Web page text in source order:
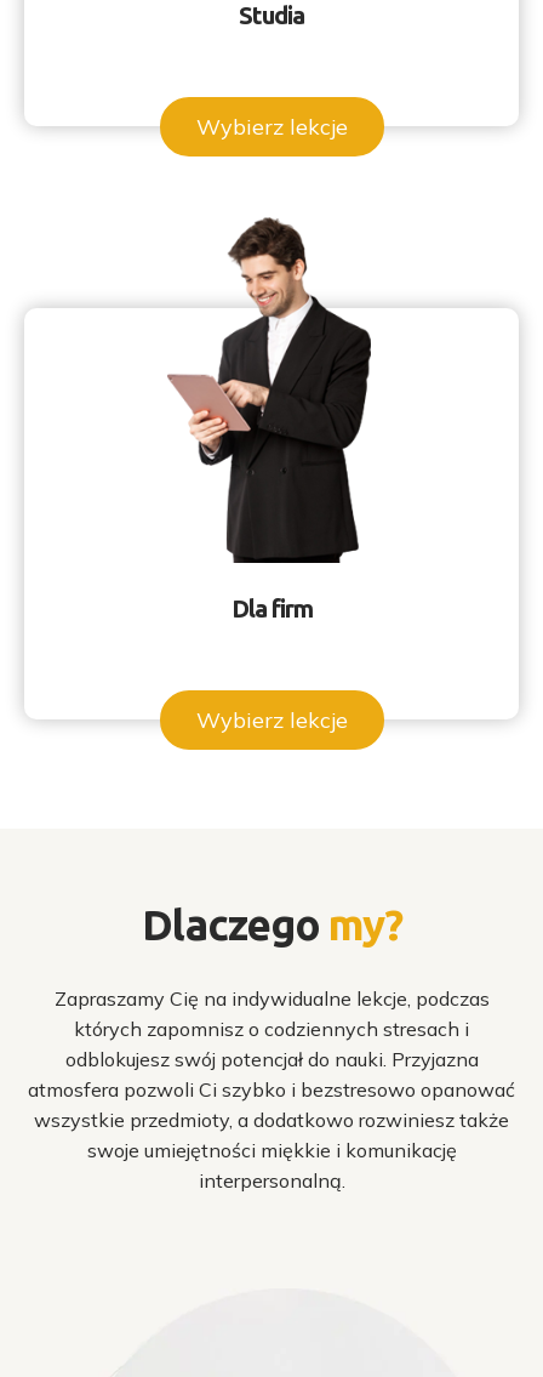
Studia
Wybierz lekcje
Dla firm
Wybierz lekcje
Dlaczego my?
Zapraszamy Cię na indywidualne lekcje, podczas
których zapomnisz o codziennych stresach i
odblokujesz swój potencjał do nauki. Przyjazna
atmosfera pozwoli Ci szybko i bezstresowo opanować
wszystkie przedmioty, a dodatkowo rozwiniesz także
swoje umiejętności miękkie i komunikację
interpersonalną.